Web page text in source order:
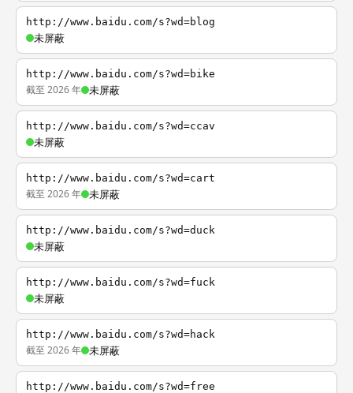
http://www.baidu.com/s?wd=blog
未屏蔽
http://www.baidu.com/s?wd=bike
截至 2026 年 未屏蔽
http://www.baidu.com/s?wd=ccav
未屏蔽
http://www.baidu.com/s?wd=cart
截至 2026 年 未屏蔽
http://www.baidu.com/s?wd=duck
未屏蔽
http://www.baidu.com/s?wd=fuck
未屏蔽
http://www.baidu.com/s?wd=hack
截至 2026 年 未屏蔽
http://www.baidu.com/s?wd=free